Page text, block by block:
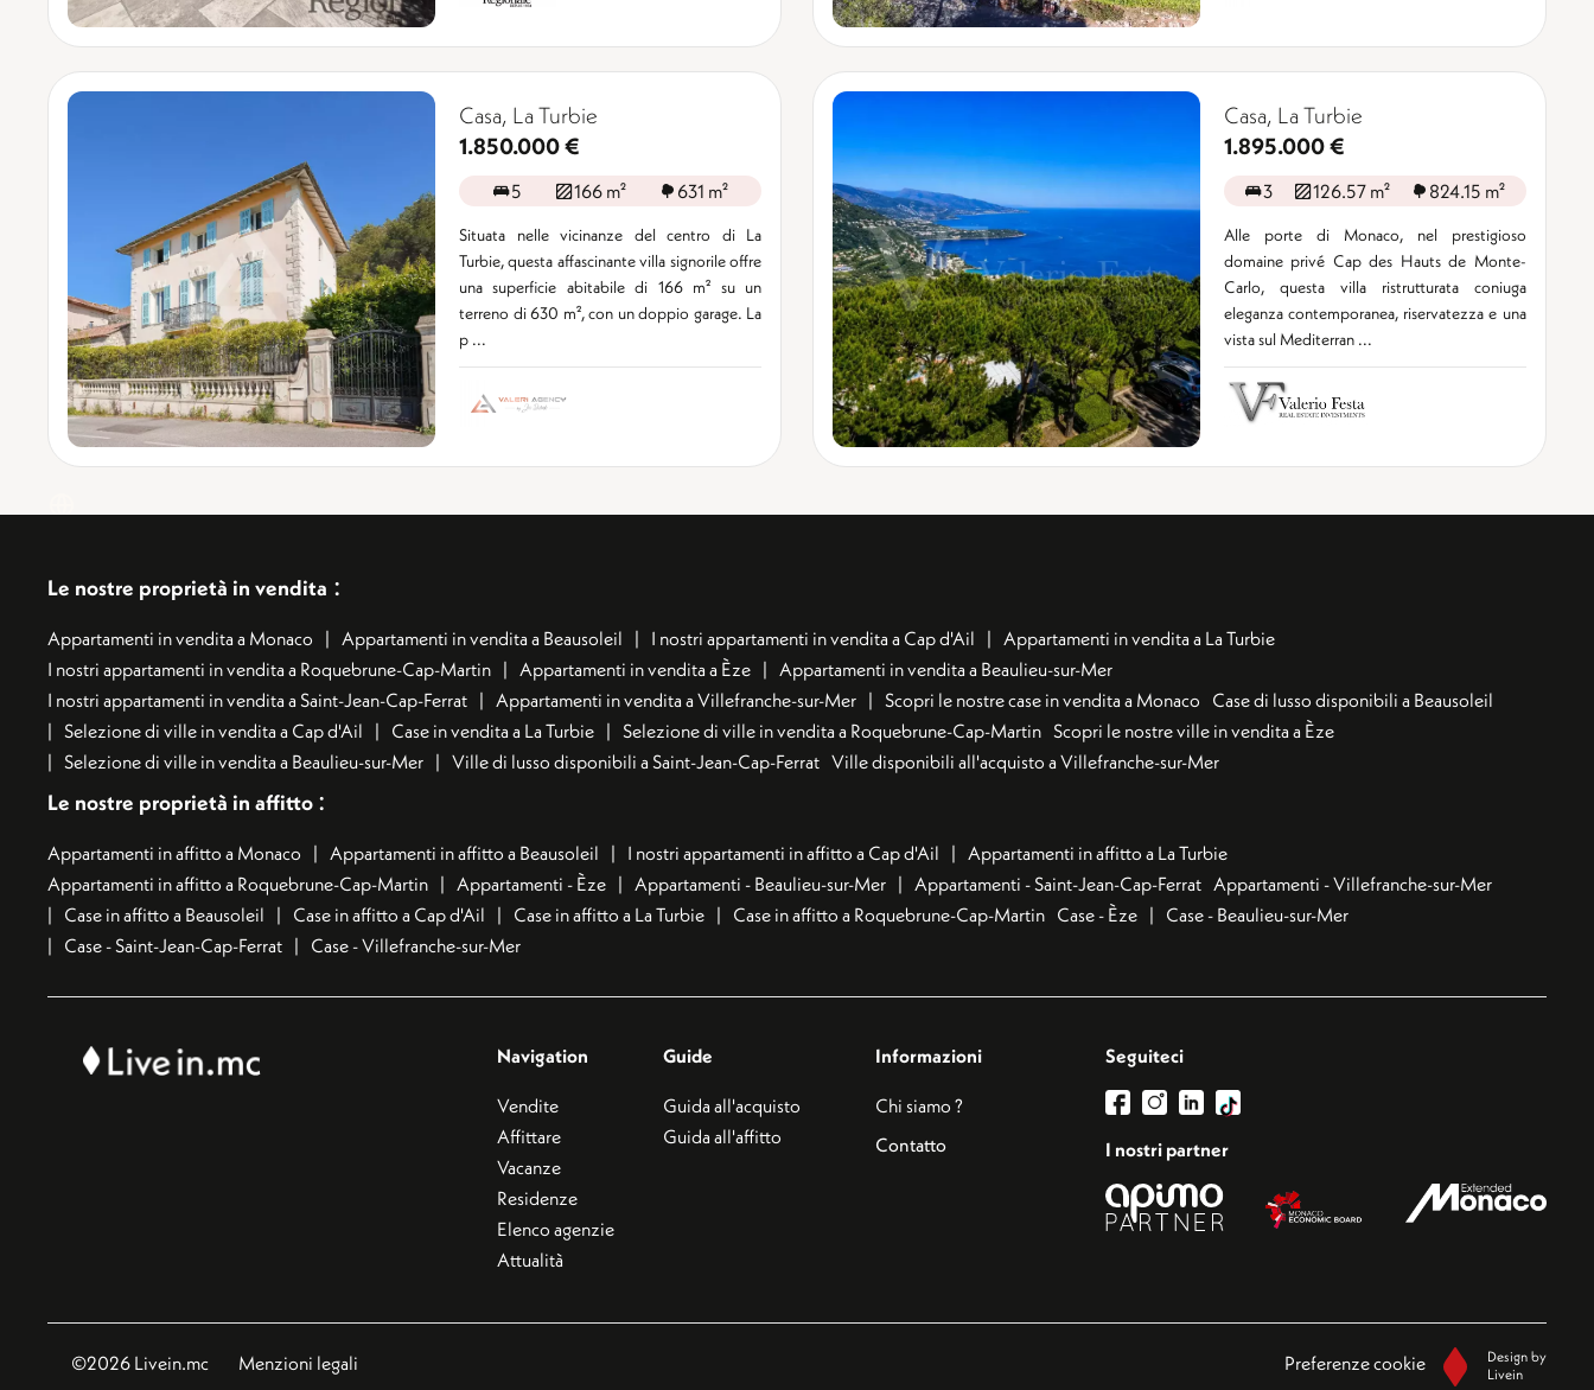
Casa, La Turbie
1.850.000 €
5 166 m² 631 m²
Situata nelle vicinanze del centro di La
Turbie, questa affascinante villa signorile offre
una superficie abitabile di 166 m² su un
terreno di 630 m², con un doppio garage. La
p ...
Casa, La Turbie
1.895.000 €
3 126.57 m² 824.15 m²
Alle porte di Monaco, nel prestigioso
domaine privé Cap des Hauts de Monte-
Carlo, questa villa ristrutturata coniuga
eleganza contemporanea, riservatezza e una
vista sul Mediterran ...
Le nostre proprietà in vendita :
Appartamenti in vendita a Monaco Appartamenti in vendita a Beausoleil I nostri appartamenti in vendita a Cap d'Ail
Appartamenti in vendita a La Turbie
I nostri appartamenti in vendita a Roquebrune-Cap-Martin
Appartamenti in vendita a Èze
Appartamenti in vendita a Beaulieu-sur-Mer
I nostri appartamenti in vendita a Saint-Jean-Cap-Ferrat
Appartamenti in vendita a Villefranche-sur-Mer Scopri le nostre case in vendita a Monaco Case di lusso disponibili a Beausoleil
Selezione di ville in vendita a Cap d'Ail
Case in vendita a La Turbie Selezione di ville in vendita a Roquebrune-Cap-Martin Scopri le nostre ville in vendita a Èze
Selezione di ville in vendita a Beaulieu-sur-Mer
Ville di lusso disponibili a Saint-Jean-Cap-Ferrat Ville disponibili all'acquisto a Villefranche-sur-Mer
Le nostre proprietà in affitto :
Appartamenti in affitto a Monaco Appartamenti in affitto a Beausoleil I nostri appartamenti in affitto a Cap d'Ail
Appartamenti in affitto a La Turbie
Appartamenti in affitto a Roquebrune-Cap-Martin
Appartamenti - Èze Appartamenti - Beaulieu-sur-Mer Appartamenti - Saint-Jean-Cap-Ferrat Appartamenti - Villefranche-sur-Mer
Case in affitto a Beausoleil
Case in affitto a Cap d'Ail Case in affitto a La Turbie Case in affitto a Roquebrune-Cap-Martin Case - Èze
Case - Beaulieu-sur-Mer
Case - Saint-Jean-Cap-Ferrat
Case - Villefranche-sur-Mer
Navigation
Vendite
Affittare
Vacanze
Residenze
Elenco agenzie
Attualità
Guide
Guida all'acquisto
Guida all'affitto
Informazioni
Chi siamo ?
Contatto
Seguiteci
I nostri partner
©2026 Livein.mc Menzioni legali Preferenze cookie
Design by
Livein